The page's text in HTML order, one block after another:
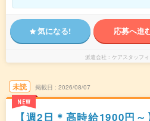
気になる! 応募へ進
派遣会社 ケアスタッフ
未読
NEW
掲載日 2026/08/07
【週2日＊高時給1900円